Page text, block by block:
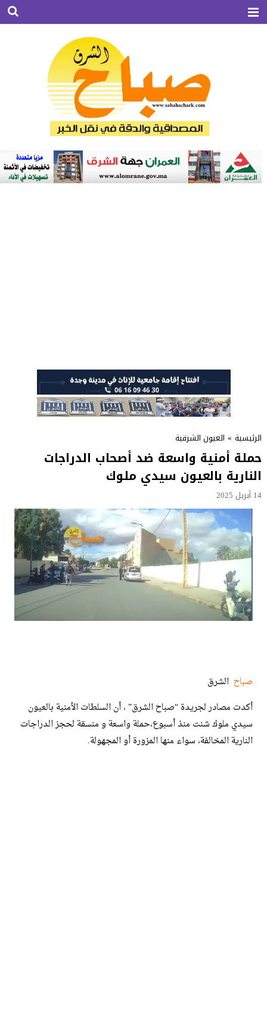
الرئيسية » العيون الشرقية
حملة أمنية واسعة ضد أصحاب الدراجات
النارية بالعيون سيدي ملوك
14 أبريل 2025
صباح الشرق
أكدت مصادر لجريدة “صباح الشرق” ، أن السلطات الأمنية بالعيون
سيدي ملوك شنت منذ أسبوع،حملة واسعة و منسقة لحجز الدراجات
النارية المخالفة، سواء منها المزورة أو المجهولة.